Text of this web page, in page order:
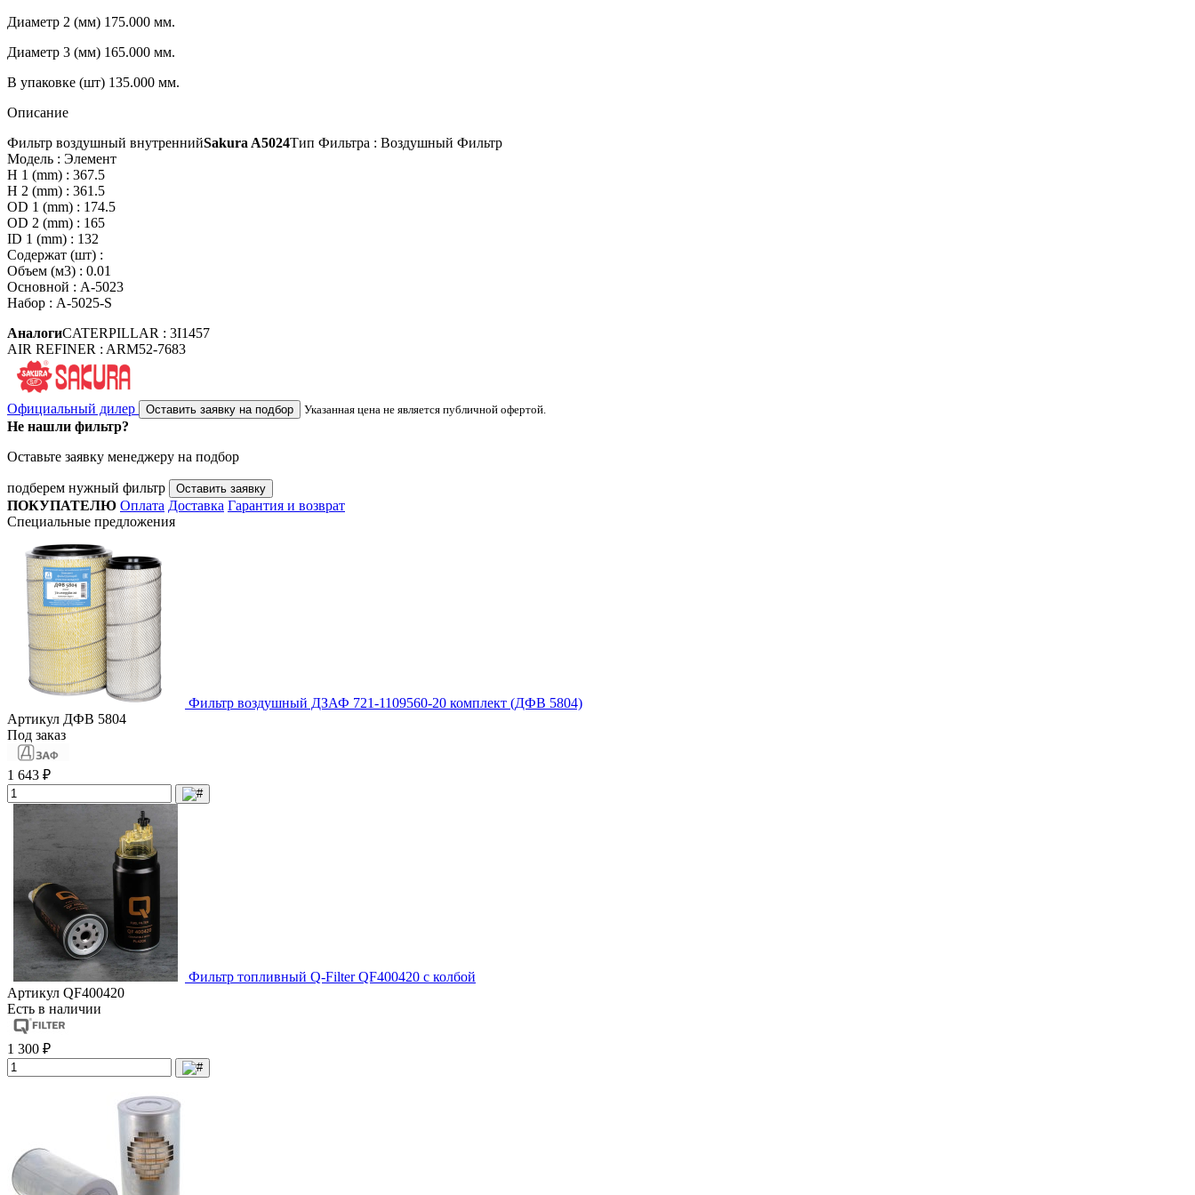
Диаметр 2 (мм) 175.000 мм.
Диаметр 3 (мм) 165.000 мм.
В упаковке (шт) 135.000 мм.
Описание
Фильтр воздушный внутреннийSakura A5024Тип Фильтра : Воздушный Фильтр
Модель : Элемент
H 1 (mm) : 367.5
H 2 (mm) : 361.5
OD 1 (mm) : 174.5
OD 2 (mm) : 165
ID 1 (mm) : 132
Содержат (шт) :
Объем (м3) : 0.01
Основной : A-5023
Набор : A-5025-S
АналогиCATERPILLAR : 3I1457
AIR REFINER : ARM52-7683
Официальный дилер Оставить заявку на подбор Указанная цена не является публичной офертой.
Не нашли фильтр?
Оставьте заявку менеджеру на подбор
подберем нужный фильтр Оставить заявку
ПОКУПАТЕЛЮ Оплата Доставка Гарантия и возврат
Специальные предложения
Фильтр воздушный ДЗАФ 721-1109560-20 комплект (ДФВ 5804)
Артикул ДФВ 5804
Под заказ
1 643 ₽
Фильтр топливный Q-Filter QF400420 с колбой
Артикул QF400420
Есть в наличии
1 300 ₽